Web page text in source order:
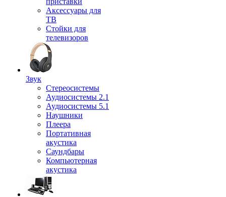
Аксессуары для
ТВ
Стойки для
телевизоров
Звук
Стереосистемы
Аудиосистемы 2.1
Аудиосистемы 5.1
Наушники
Плеера
Портативная
акустика
Саундбары
Компьютерная
акустика